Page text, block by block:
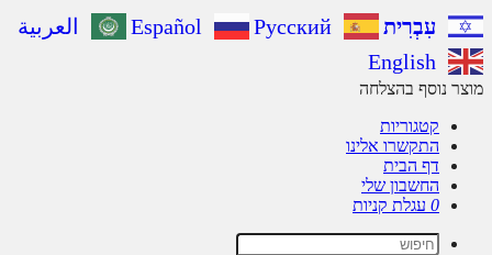
עִבְרִית Español Русский
العربية
English
נוסף בהצלחה
קטגוריות
התקשרו אלינו
דף הבית
החשבון שלי
עגלת קניות